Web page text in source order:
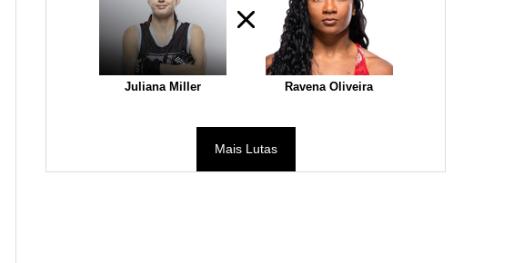
Juliana Miller Ravena Oliveira
Mais Lutas